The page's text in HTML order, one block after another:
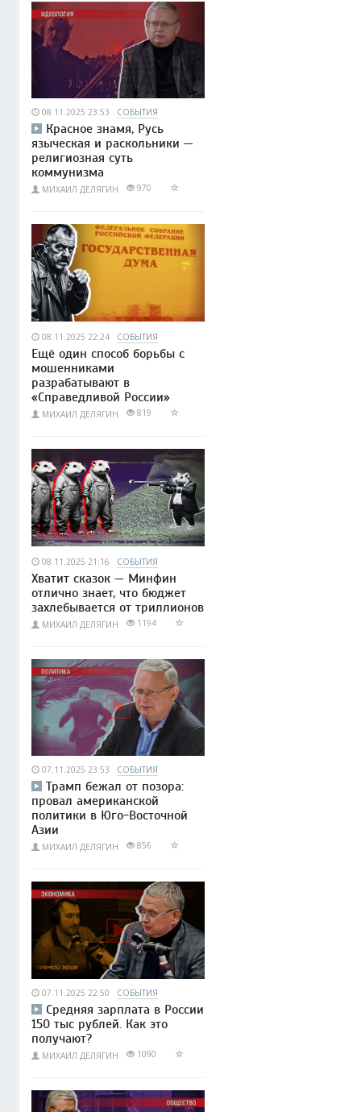
08.11.2025 23:53 СОБЫТИЯ
Красное знамя, Русь
языческая и раскольники —
религиозная суть
коммунизма
МИХАИЛ ДЕЛЯГИН 970
08.11.2025 22:24 СОБЫТИЯ
Ещё один способ борьбы с
мошенниками
разрабатывают в
«Справедливой России»
МИХАИЛ ДЕЛЯГИН 819
08.11.2025 21:16 СОБЫТИЯ
Хватит сказок — Минфин
отлично знает, что бюджет
захлебывается от триллионов
МИХАИЛ ДЕЛЯГИН 1194
07.11.2025 23:53 СОБЫТИЯ
Трамп бежал от позора:
провал американской
политики в Юго-Восточной
Азии
МИХАИЛ ДЕЛЯГИН 856
07.11.2025 22:50 СОБЫТИЯ
Средняя зарплата в России
150 тыс рублей. Как это
получают?
МИХАИЛ ДЕЛЯГИН 1090